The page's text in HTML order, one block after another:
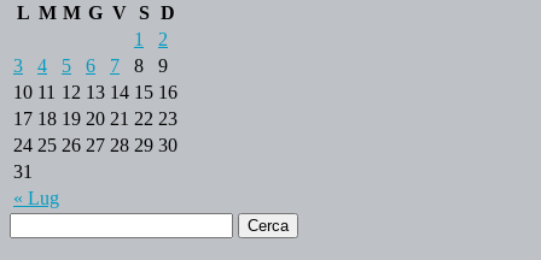
L M M G V S D
« Lug
1
2
3
4 5 6 7 8
9
10 11 12 13 14 15 16
17 18 19 20 21 22 23
24 25 26 27 28 29 30
31